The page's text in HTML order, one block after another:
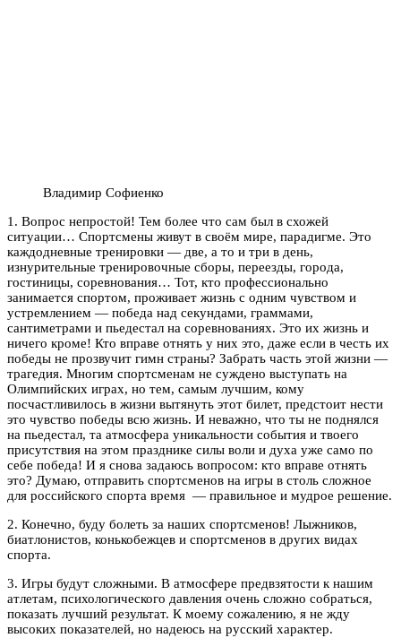
Владимир Софиенко
1. Вопрос непростой! Тем более что сам был в схожей
ситуации… Спортсмены живут в своём мире, парадигме. Это
каждодневные тренировки — две, а то и три в день,
изнурительные тренировочные сборы, переезды, города,
гостиницы, соревнования… Тот, кто профессионально
занимается спортом, проживает жизнь с одним чувством и
устремлением — победа над секундами, граммами,
сантиметрами и пьедестал на соревнованиях. Это их жизнь и
ничего кроме! Кто вправе отнять у них это, даже если в честь их
победы не прозвучит гимн страны? Забрать часть этой жизни —
трагедия. Многим спортсменам не суждено выступать на
Олимпийских играх, но тем, самым лучшим, кому
посчастливилось в жизни вытянуть этот билет, предстоит нести
это чувство победы всю жизнь. И неважно, что ты не поднялся
на пьедестал, та атмосфера уникальности события и твоего
присутствия на этом празднике силы воли и духа уже само по
себе победа! И я снова задаюсь вопросом: кто вправе отнять
это? Думаю, отправить спортсменов на игры в столь сложное
для российского спорта время — правильное и мудрое решение.
2. Конечно, буду болеть за наших спортсменов! Лыжников,
биатлонистов, конькобежцев и спортсменов в других видах
спорта.
3. Игры будут сложными. В атмосфере предвзятости к нашим
атлетам, психологического давления очень сложно собраться,
показать лучший результат. К моему сожалению, я не жду
высоких показателей, но надеюсь на русский характер.